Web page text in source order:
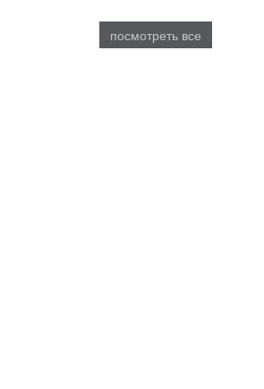
посмотреть все